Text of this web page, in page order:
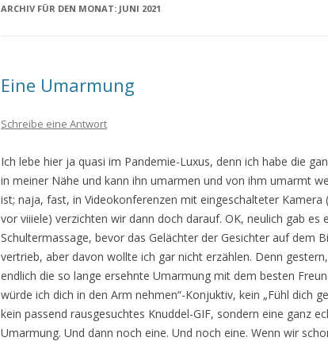
ARCHIV FÜR DEN MONAT: JUNI 2021
Eine Umarmung
Schreibe eine Antwort
Ich lebe hier ja quasi im Pandemie-Luxus, denn ich habe die
in meiner Nähe und kann ihn umarmen und von ihm umarmt
ist; naja, fast, in Videokonferenzen mit eingeschalteter Kamera
vor viiiele) verzichten wir dann doch darauf. OK, neulich gab es
Schultermassage, bevor das Gelächter der Gesichter auf dem
vertrieb, aber davon wollte ich gar nicht erzählen. Denn
endlich die so lange ersehnte Umarmung mit dem besten
würde ich dich in den Arm nehmen“-Konjuktiv, kein „Fühl dich
kein passend rausgesuchtes Knuddel-GIF, sondern eine ganz
Umarmung. Und dann noch eine. Und noch eine. Wenn wir